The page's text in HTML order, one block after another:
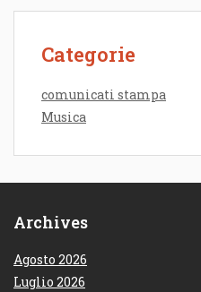
Categorie
comunicati stampa
Musica
Archives
Agosto 2026
Luglio 2026